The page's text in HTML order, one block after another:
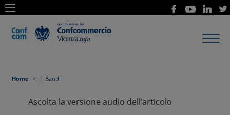
Home | Bandi
Ascolta la versione audio dell'articolo